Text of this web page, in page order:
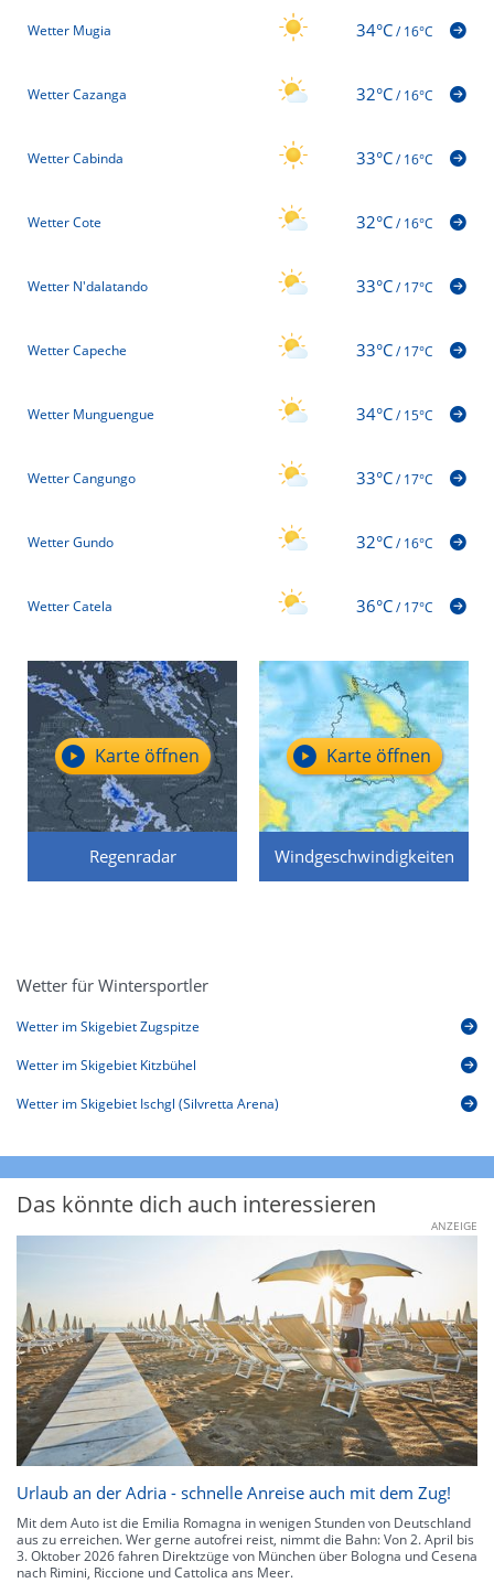
Wetter Mugia 34°C/16°C
Wetter Cazanga 32°C/16°C
Wetter Cabinda 33°C/16°C
Wetter Cote 32°C/16°C
Wetter N'dalatando 33°C/17°C
Wetter Capeche 33°C/17°C
Wetter Munguengue 34°C/15°C
Wetter Cangungo 33°C/17°C
Wetter Gundo 32°C/16°C
Wetter Catela 36°C/17°C
Regenradar
Karte öffnen
Windgeschwindigkeiten
Karte öffnen
Wetter für Wintersportler
Wetter im Skigebiet Zugspitze
Wetter im Skigebiet Kitzbühel
Wetter im Skigebiet Ischgl (Silvretta Arena)
Das könnte dich auch interessieren
ANZEIGE
Urlaub an der Adria - schnelle Anreise auch mit dem Zug!
Mit dem Auto ist die Emilia Romagna in wenigen Stunden von Deutschland
aus zu erreichen. Wer gerne autofrei reist, nimmt die Bahn: Von 2. April bis
3. Oktober 2026 fahren Direktzüge von München über Bologna und Cesena
nach Rimini, Riccione und Cattolica ans Meer.